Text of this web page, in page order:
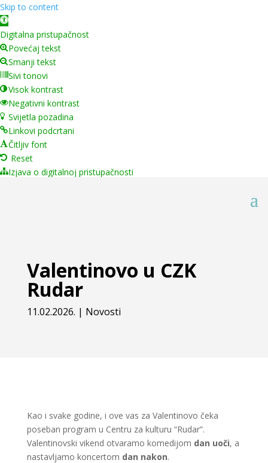
Skip to content
Open toolbar
Digitalna pristupačnost
Povećaj tekst
Smanji tekst
Sivi tonovi
Visok kontrast
Negativni kontrast
Svijetla pozadina
Linkovi podcrtani
Čitljiv font
Reset
Izjava o digitalnoj pristupačnosti
Valentinovo u CZK
Rudar
11.02.2026. | Novosti
Kao i svake godine, i ove vas za Valentinovo čeka
poseban program u Centru za kulturu “Rudar”.
Valentinovski vikend otvaramo komedijom dan uoči, a
nastavljamo koncertom dan nakon.